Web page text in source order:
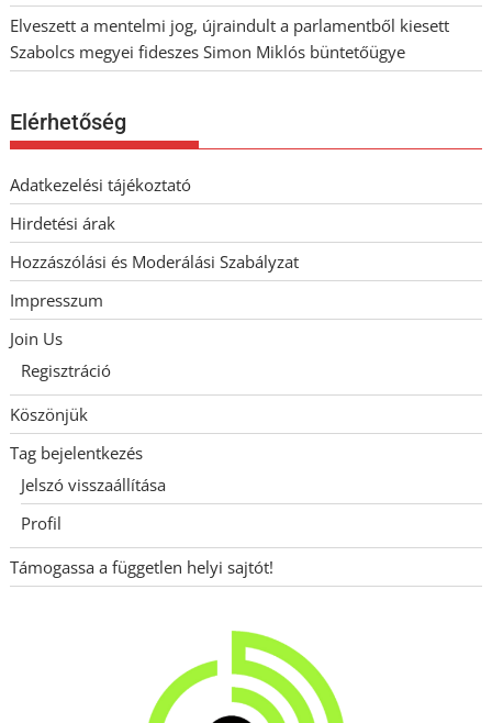
Elveszett a mentelmi jog, újraindult a parlamentből kiesett
Szabolcs megyei fideszes Simon Miklós büntetőügye
Elérhetőség
Adatkezelési tájékoztató
Hirdetési árak
Hozzászólási és Moderálási Szabályzat
Impresszum
Join Us
Regisztráció
Köszönjük
Tag bejelentkezés
Jelszó visszaállítása
Profil
Támogassa a független helyi sajtót!